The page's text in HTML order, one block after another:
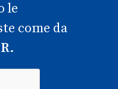
le
come da